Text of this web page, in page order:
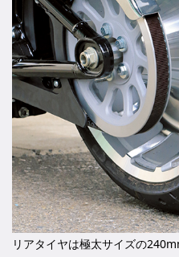
リアタイヤは極太サイズの